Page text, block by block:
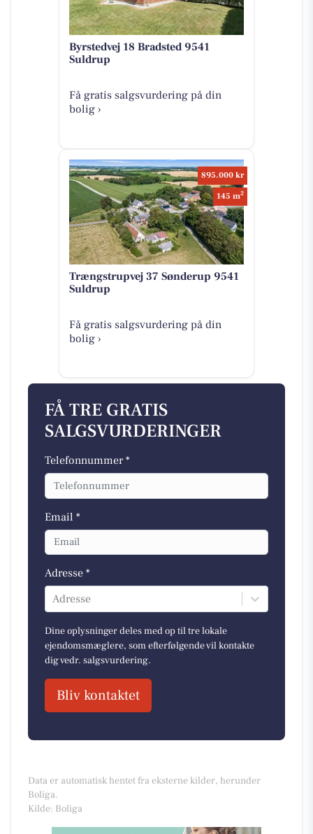
Byrstedvej 18 Bradsted 9541
Suldrup
Få gratis salgsvurdering på din
bolig ›
895.000 kr
145 m2
Trængstrupvej 37 Sønderup 9541
Suldrup
Få gratis salgsvurdering på din
bolig ›
FÅ TRE GRATIS
SALGSVURDERINGER
Telefonnummer *
Email *
Adresse *
Adresse
Dine oplysninger deles med op til tre lokale
ejendomsmæglere, som efterfølgende vil kontakte
dig vedr. salgsvurdering.
Bliv kontaktet
Data er automatisk hentet fra eksterne kilder, herunder
Boliga.
Kilde: Boliga